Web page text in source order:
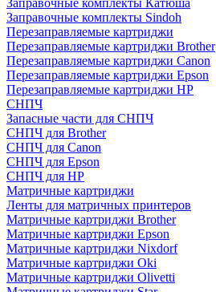
Заправочные комплекты Катюша
Заправочные комплекты Sindoh
Перезаправляемые картриджи
Перезаправляемые картриджи Brother
Перезаправляемые картриджи Canon
Перезаправляемые картриджи Epson
Перезаправляемые картриджи HP
СНПЧ
Запасные части для СНПЧ
СНПЧ для Brother
СНПЧ для Canon
СНПЧ для Epson
СНПЧ для HP
Матричные картриджи
Ленты для матричных принтеров
Матричные картриджи Brother
Матричные картриджи Epson
Матричные картриджи Nixdorf
Матричные картриджи Oki
Матричные картриджи Olivetti